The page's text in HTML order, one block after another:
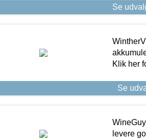
Se
Klik her
Se
levere